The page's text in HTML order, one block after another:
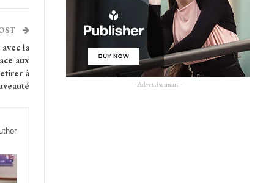
la
aux
à
- Advertisement -